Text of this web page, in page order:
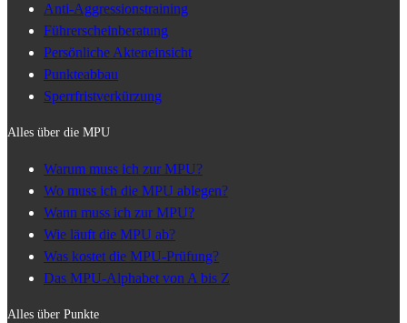
Anti-Aggressionstraining
Führerscheinberatung
Persönliche Akteneinsicht
Punkteabbau
Sperrfristverkürzung
Alles über die MPU
Warum muss ich zur MPU?
Wo muss ich die MPU ablegen?
Wann muss ich zur MPU?
Wie läuft die MPU ab?
Was kostet die MPU-Prüfung?
Das MPU-Alphabet von A bis Z
Alles über Punkte